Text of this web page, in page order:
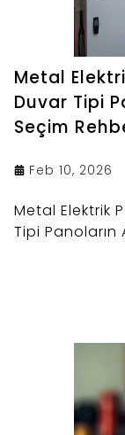
Metal
Duvar Tipi
Seçim
Feb 10, 2026
Metal Elektrik
Tipi Panoların